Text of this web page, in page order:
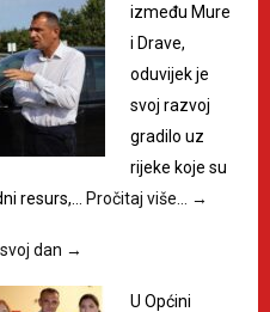
između Mure
i Drave,
oduvijek je
svoj razvoj
gradilo uz
rijeke koje su
resurs,…
Pročitaj više… →
dan →
U Općini